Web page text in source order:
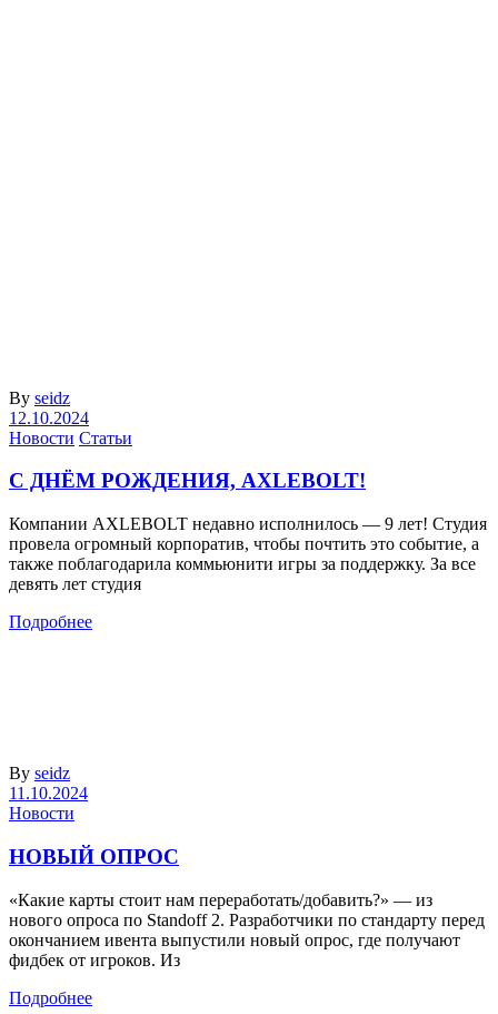
By seidz
12.10.2024
Новости Статьи
С ДНЁМ РОЖДЕНИЯ, AXLEBOLT!
Компании AXLEBOLT недавно исполнилось — 9 лет! Студия
провела огромный корпоратив, чтобы почтить это событие, а
также поблагодарила коммьюнити игры за поддержку. За все
девять лет студия
Подробнее
By seidz
11.10.2024
Новости
НОВЫЙ ОПРОС
«Какие карты стоит нам переработать/добавить?» — из
нового опроса по Standoff 2. Разработчики по стандарту перед
окончанием ивента выпустили новый опрос, где получают
фидбек от игроков. Из
Подробнее